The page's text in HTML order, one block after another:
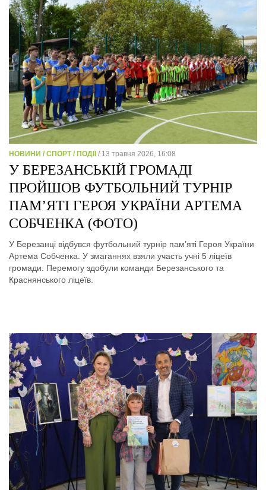
НОВИНИ / СПОРТ / ПОДІЇ / 13 травня 2026, 16:08
У БЕРЕЗАНСЬКІЙ ГРОМАДІ
ПРОЙШОВ ФУТБОЛЬНИЙ ТУРНІР
ПАМ’ЯТІ ГЕРОЯ УКРАЇНИ АРТЕМА
СОБЧЕНКА (ФОТО)
У Березанці відбувся футбольний турнір пам’яті Героя України
Артема Собченка. У змаганнях взяли участь учні 5 ліцеїв
громади. Перемогу здобули команди Березанського та
Краснянського ліцеїв.